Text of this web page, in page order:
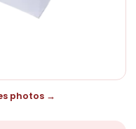
photos →